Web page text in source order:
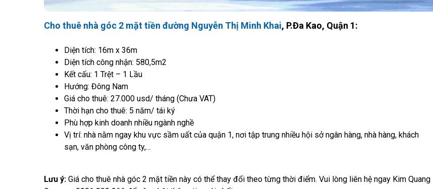
Cho thuê nhà góc 2 mặt tiền đường Nguyễn Thị Minh Khai, P.Đa Kao, Quận 1:
Diện tích: 16m x 36m
Diện tích công nhận: 580,5m2
Kết cấu: 1 Trệt – 1 Lầu
Hướng: Đông Nam
Giá cho thuê: 27.000 usd/ tháng (Chưa VAT)
Thời hạn cho thuê: 5 năm/ tái ký
Phù hợp kinh doanh nhiều ngành nghề
Vị trí: nhà nằm ngay khu vực sầm uất của quận 1, nơi tập trung nhiều hội sở ngân hàng, nhà hàng, khách
sạn, văn phòng công ty,…
Lưu ý: Giá cho thuê nhà góc 2 mặt tiền này có thể thay đổi theo từng thời điểm. Vui lòng liên hệ ngay Kim Quang